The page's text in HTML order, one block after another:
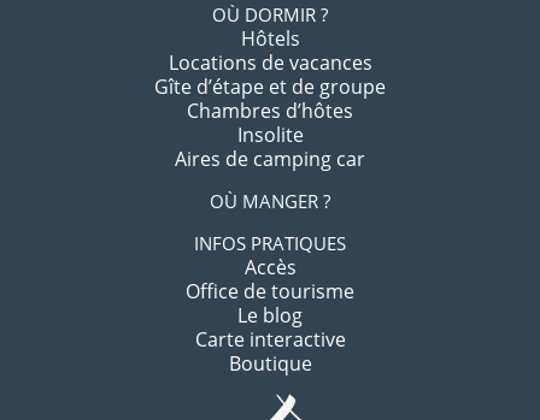
OÙ DORMIR ?
Hôtels
Locations de vacances
Gîte d’étape et de groupe
Chambres d’hôtes
Insolite
Aires de camping car
OÙ MANGER ?
INFOS PRATIQUES
Accès
Office de tourisme
Le blog
Carte interactive
Boutique